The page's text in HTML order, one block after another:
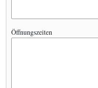
Öffnungszeiten